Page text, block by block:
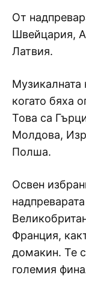
От
Швейцария,
Латвия.
Музикалната
когато бяха
Това са
Молдова,
Полша.
Освен
Франция,
домакин. Те
големия